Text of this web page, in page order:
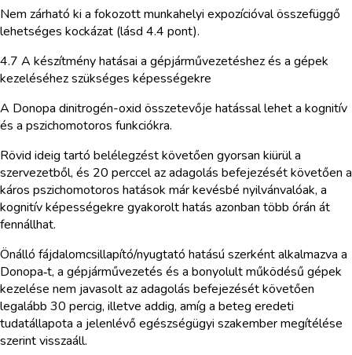
Nem zárható ki a fokozott munkahelyi expozícióval összefüggő
lehetséges kockázat (lásd 4.4 pont).
4.7 A készítmény hatásai a gépjárművezetéshez és a gépek
kezeléséhez szükséges képességekre
A Donopa dinitrogén-oxid összetevője hatással lehet a kognitív
és a pszichomotoros funkciókra.
Rövid ideig tartó belélegzést követően gyorsan kiürül a
szervezetből, és 20 perccel az adagolás befejezését követően a
káros pszichomotoros hatások már kevésbé nyilvánvalóak, a
kognitív képességekre gyakorolt hatás azonban több órán át
fennállhat.
Önálló fájdalomcsillapító/nyugtató hatású szerként alkalmazva a
Donopa‑t, a gépjárművezetés és a bonyolult működésű gépek
kezelése nem javasolt az adagolás befejezését követően
legalább 30 percig, illetve addig, amíg a beteg eredeti
tudatállapota a jelenlévő egészségügyi szakember megítélése
szerint visszaáll.